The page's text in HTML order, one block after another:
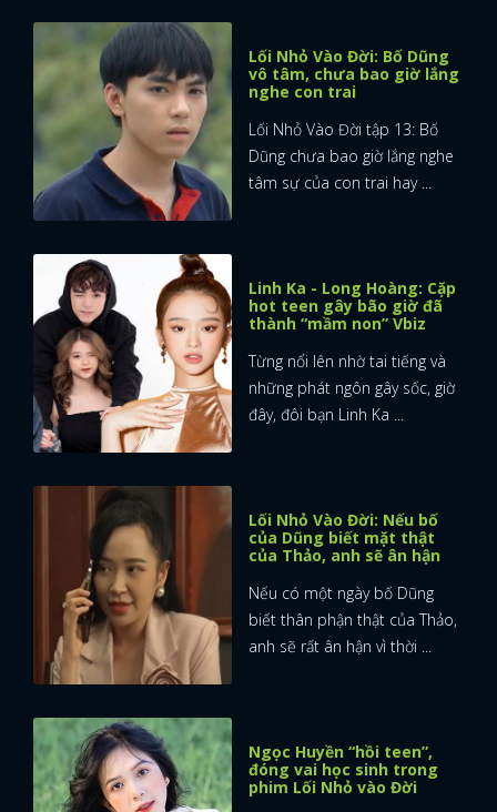
x
ĐĂNG NHẬP
FACEBOOK GOOGLE
Lối Nhỏ Vào Đời: Bố Dũng
vô tâm, chưa bao giờ lắng
nghe con trai
Lối Nhỏ Vào Đời tập 13: Bố
Dũng chưa bao giờ lắng nghe
tâm sự của con trai hay ...
Linh Ka - Long Hoàng: Cặp
hot teen gây bão giờ đã
thành “mầm non” Vbiz
Từng nổi lên nhờ tai tiếng và
những phát ngôn gây sốc, giờ
đây, đôi bạn Linh Ka ...
Lối Nhỏ Vào Đời: Nếu bố
của Dũng biết mặt thật
của Thảo, anh sẽ ân hận
Nếu có một ngày bố Dũng
biết thân phận thật của Thảo,
anh sẽ rất ân hận vì thời ...
Ngọc Huyền “hồi teen”,
đóng vai học sinh trong
phim Lối Nhỏ vào Đời